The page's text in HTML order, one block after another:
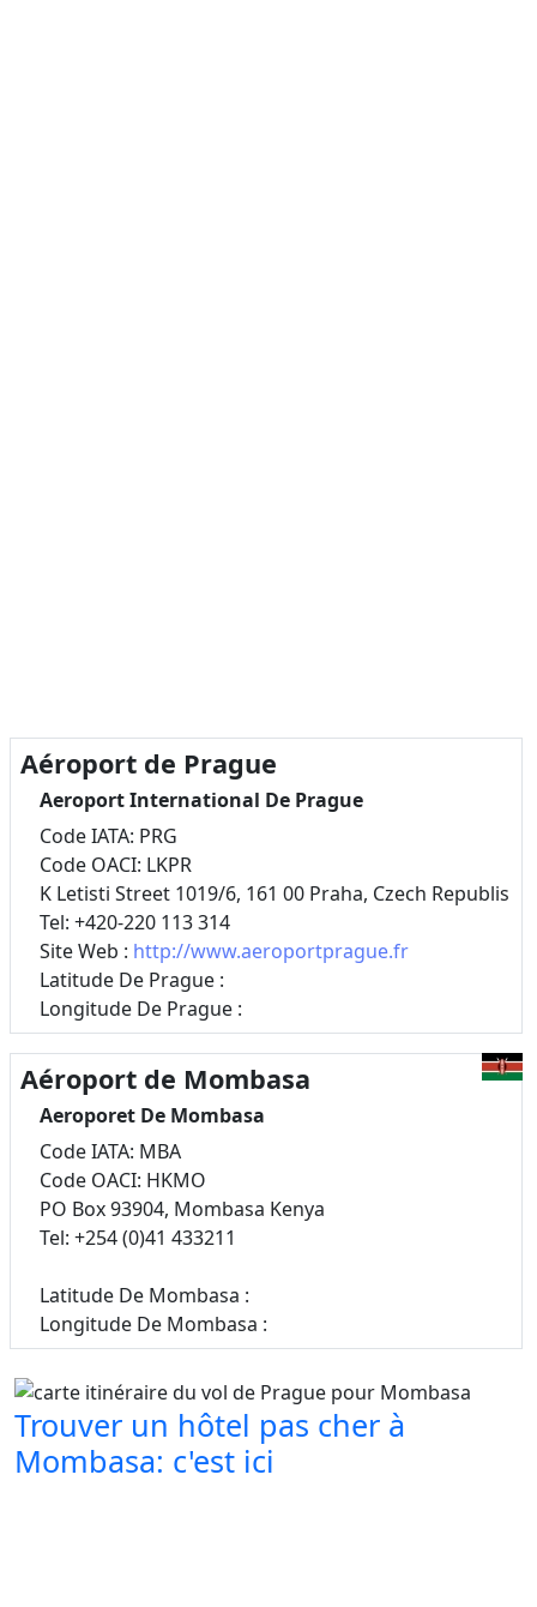
Aéroport de Prague
Aeroport International De Prague
Code IATA: PRG
Code OACI: LKPR
K Letisti Street 1019/6, 161 00 Praha, Czech Republis
Tel: +420-220 113 314
Site Web : http://www.aeroportprague.fr
Latitude De Prague :
Longitude De Prague :
Aéroport de Mombasa
Aeroporet De Mombasa
Code IATA: MBA
Code OACI: HKMO
PO Box 93904, Mombasa Kenya
Tel: +254 (0)41 433211
Latitude De Mombasa :
Longitude De Mombasa :
Trouver un hôtel pas cher à
Mombasa: c'est ici